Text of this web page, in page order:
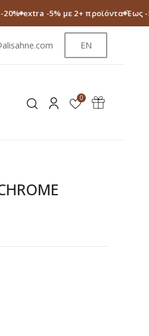
20% extra -5% με 2+ προϊόντα Έως -
EN
0